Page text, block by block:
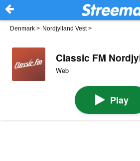
Denmark > Nordjylland Vest>
Classic FM
Web
Play